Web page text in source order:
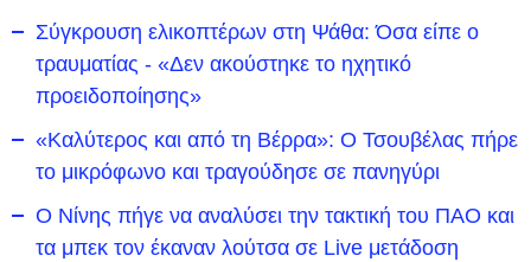
Σύγκρουση ελικοπτέρων στη Ψάθα: Όσα είπε ο
τραυματίας - «Δεν ακούστηκε το ηχητικό
προειδοποίησης»
«Καλύτερος και από τη Βέρρα»: Ο Τσουβέλας πήρε
το μικρόφωνο και τραγούδησε σε πανηγύρι
Ο Νίνης πήγε να αναλύσει την τακτική του ΠΑΟ και
τα μπεκ τον έκαναν λούτσα σε Live μετάδοση